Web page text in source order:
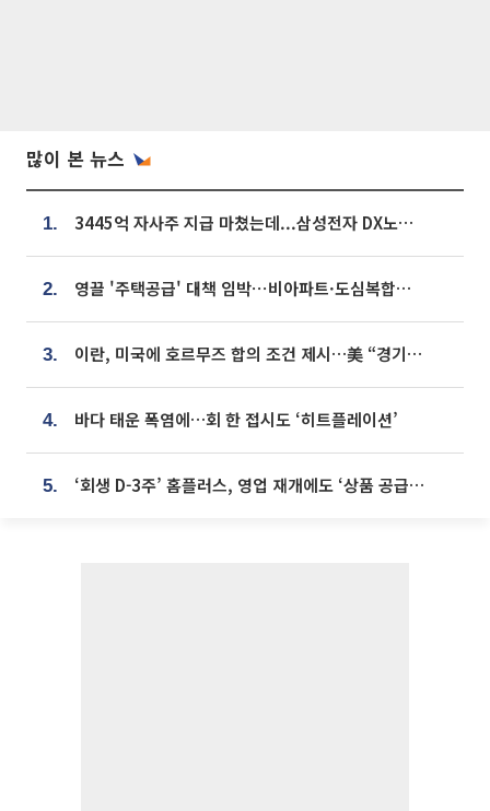
많이 본 뉴스
1. 3445억 자사주 지급 마쳤는데...삼성전자 DX노조, 뒤늦은 '떼쓰기 집회'
2. 영끌 '주택공급' 대책 임박⋯비아파트·도심복합까지 총동원
3. 이란, 미국에 호르무즈 합의 조건 제시…美 “경기 아직 안 끝나” [종합]
4. 바다 태운 폭염에…회 한 접시도 ‘히트플레이션’
5. ‘회생 D-3주’ 홈플러스, 영업 재개에도 ‘상품 공급망’ 복구가 생존 관건